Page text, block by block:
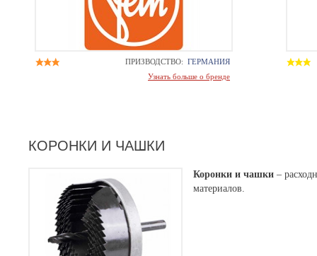
ПРИЗВОДСТВО: ГЕРМАНИЯ
Узнать больше о бренде
КОРОНКИ И ЧАШКИ
Коронки и чашки –
материалов.